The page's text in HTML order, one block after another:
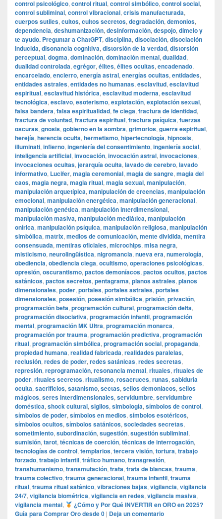
control psicológico, control ritual, control simbólico, control social,
control subliminal, control vibracional, crisis manufacturada,
cuerpos sutiles, cultos, cultos secretos, degradación, demonios,
dependencia, deshumanización, desinformación, despojo, dímelo y
te ayudo. Preguntar a ChatGPT, disciplina, disociación, disociación
inducida, disonancia cognitiva, distorsión de la verdad, distorsión
perceptual, dogma, dominación, dominación mental, dualidad,
dualidad controlada, egrégor, élites, élites ocultas, encadenado,
encarcelado, encierro, energía astral, energías ocultas, entidades,
entidades astrales, entidades no humanas, esclavitud, esclavitud
espiritual, esclavitud histórica, esclavitud moderna, esclavitud
tecnológica, esclavo, esoterismo, explotación, explotación sexual,
falsa bandera, falsa espiritualidad, fe ciega, fractura de identidad,
fractura de voluntad, fractura espiritual, fractura psíquica, fuerzas
oscuras, gnosis, gobierno en la sombra, grimorios, guerra espiritual,
herejía, herencia oculta, hermetismo, hipertecnología, hipnosis,
illuminati, infierno, ingeniería del consentimiento, ingeniería social,
inteligencia artificial, invocación, invocación astral, invocaciones,
invocaciones ocultas, jerarquía oculta, lavado de cerebro, lavado
informativo, Lucifer, magia ceremonial, magia de sangre, magia del
caos, magia negra, magia ritual, magia sexual, manipulación,
manipulación arquetípica, manipulación de creencias, manipulación
emocional, manipulación energética, manipulación generacional,
manipulación genética, manipulación interdimensional,
manipulación masiva, manipulación mediática, manipulación
onírica, manipulación psíquica, manipulación religiosa, manipulación
simbólica, matrix, medios de comunicación, mente dividida, mentira
consensuada, mentiras oficiales, microchips, misa negra,
misticismo, neurolingüística, nigromancia, nueva era, numerología,
obediencia, obediencia ciega, ocultismo, operaciones psicológicas,
opresión, oscurantismo, pactos demoníacos, pactos ocultos, pactos
satánicos, pactos secretos, pentagrama, planos astrales, planos
dimensionales, poder, portales, portales astrales, portales
dimensionales, posesión, posesión simbólica, prisión, privación,
programación beta, programación cultural, programación delta,
programación disociativa, programación infantil, programación
mental, programación MK Ultra, programación monarca,
programación por trauma, programación predictiva, programación
ritual, programación simbólica, programación social, propaganda,
propiedad humana, realidad fabricada, realidades paralelas,
reclusión, redes de poder, redes satánicas, redes secretas,
represión, reprogramación, resonancia mental, rituales, rituales de
poder, rituales secretos, ritualismo, rosacruces, runas, sabiduría
oculta, sacrificios, satanismo, sectas, sellos demoníacos, sellos
mágicos, seres interdimensionales, servidumbre, servidumbre
doméstica, shock cultural, sigilos, simbología, símbolos de control,
símbolos de poder, símbolos en medios, símbolos esotéricos,
símbolos ocultos, símbolos satánicos, sociedades secretas,
sometimiento, subordinación, sugestión, sugestión subliminal,
sumisión, tarot, técnicas de coerción, técnicas de interrogación,
tecnologías de control, templarios, tercera visión, tortura, trabajo
forzado, trabajo infantil, tráfico humano, transgresión,
transhumanismo, transmutación, trata, trata de blancas, trauma,
trauma colectivo, trauma generacional, trauma infantil, trauma
ritual, trauma ritual satánico, vibraciones bajas, vigilancia, vigilancia
24/7, vigilancia biométrica, vigilancia en redes, vigilancia masiva,
vigilancia mental,
¿Cómo y Por Qué INVERTIR en ORO en 2025?
Guía para Comprar Oro desde 0 | Deja un comentario